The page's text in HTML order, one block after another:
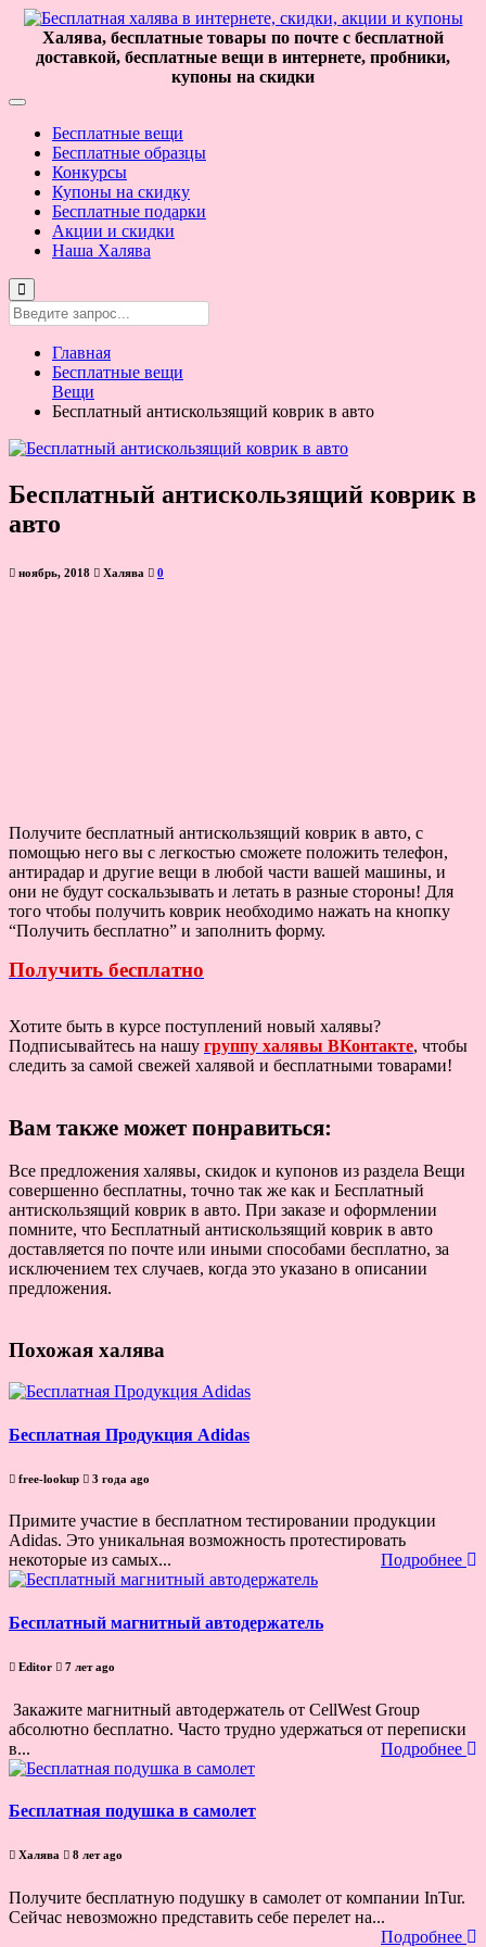
Халява, бесплатные товары по почте с бесплатной
доставкой, бесплатные вещи в интернете, пробники,
купоны на скидки
Бесплатные вещи
Бесплатные образцы
Конкурсы
Купоны на скидку
Бесплатные подарки
Акции и скидки
Наша Халява
Главная
Бесплатные вещи
Вещи
Бесплатный антискользящий коврик в авто
Бесплатный антискользящий коврик в
авто
ноябрь, 2018 Халява 0
Получите бесплатный антискользящий коврик в авто, с
помощью него вы с легкостью сможете положить телефон,
антирадар и другие вещи в любой части вашей машины, и
они не будут соскальзывать и летать в разные стороны! Для
того чтобы получить коврик необходимо нажать на кнопку
“Получить бесплатно” и заполнить форму.
Получить бесплатно
Хотите быть в курсе поступлений новый халявы?
Подписывайтесь на нашу группу халявы ВКонтакте, чтобы
следить за самой свежей халявой и бесплатными товарами!
Вам также может понравиться:
Все предложения халявы, скидок и купонов из раздела Вещи
совершенно бесплатны, точно так же как и Бесплатный
антискользящий коврик в авто. При заказе и оформлении
помните, что Бесплатный антискользящий коврик в авто
доставляется по почте или иными способами бесплатно, за
исключением тех случаев, когда это указано в описании
предложения.
Похожая халява
Бесплатная Продукция Adidas
free-lookup 3 года ago
Примите участие в бесплатном тестировании продукции
Adidas. Это уникальная возможность протестировать
некоторые из самых...
Подробнее
Бесплатный магнитный автодержатель
Editor 7 лет ago
Закажите магнитный автодержатель от CellWest Group
абсолютно бесплатно. Часто трудно удержаться от переписки
в...
Подробнее
Бесплатная подушка в самолет
Халява 8 лет ago
Получите бесплатную подушку в самолет от компании InTur.
Сейчас невозможно представить себе перелет на...
Подробнее